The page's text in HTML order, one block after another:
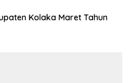
Kolaka Maret Tahun